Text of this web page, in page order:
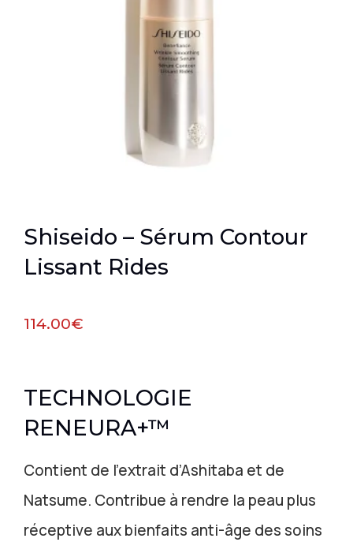
Shiseido – Sérum Contour
Lissant Rides
114.00€
TECHNOLOGIE
RENEURA+™
Contient de l’extrait d’Ashitaba et de
Natsume. Contribue à rendre la peau plus
réceptive aux bienfaits anti-âge des soins